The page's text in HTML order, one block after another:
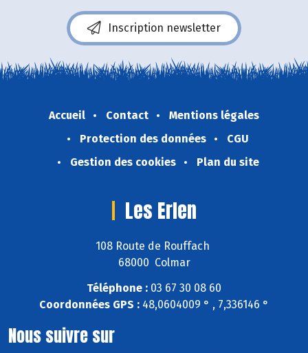
Inscription newsletter
Accueil Contact
Mentions légales
Protection des données
CGU
Gestion des cookies
Plan du site
Les Erlen
108 Route de Rouffach
68000 Colmar
Téléphone : 03 67 30 08 60
Coordonnées GPS : 48,0604009 ° , 7,336146 °
Nous suivre sur